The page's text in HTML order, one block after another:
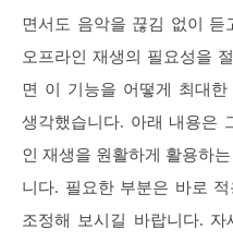
면서도 음악을 끊김 없이 듣
오프라인 재생의 필요성을
면 이 기능을 어떻게 최대
생각했습니다. 아래 내용은
인 재생을 원활하게 활용하
니다. 필요한 부분은 바로
조정해 보시길 바랍니다.